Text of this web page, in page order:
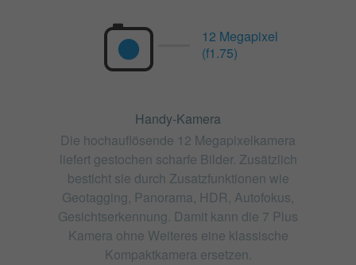
12 Megapixel
(f1.75)
Handy-Kamera
Die hochauflösende 12 Megapixelkamera
liefert gestochen scharfe Bilder. Zusätzlich
besticht sie durch Zusatzfunktionen wie
Geotagging, Panorama, HDR, Autofokus,
Gesichtserkennung. Damit kann die 7 Plus
Kamera ohne Weiteres eine klassische
Kompaktkamera ersetzen.